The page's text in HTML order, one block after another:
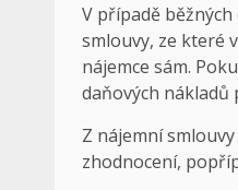
V případě
smlouvy, ze které
nájemce sám.
daňových nákladů
Z nájemní
zhodnocení,